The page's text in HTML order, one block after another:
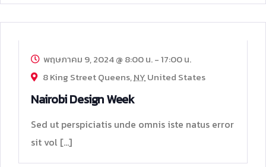
09
พฤษภาคม 9, 2024 @ 8:00 น.-17:00 น.
8 King Street Queens,NYUnited States
Nairobi Design Week
Sed ut perspiciatis unde omnis iste natus error
sit vol […]